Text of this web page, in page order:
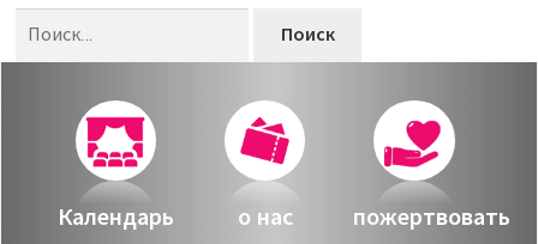
за голосом
Магия голоса
Виртуальный зал
Календарь
VOD
Связаться с нами
Найти:
Календарь о нас пожертвовать